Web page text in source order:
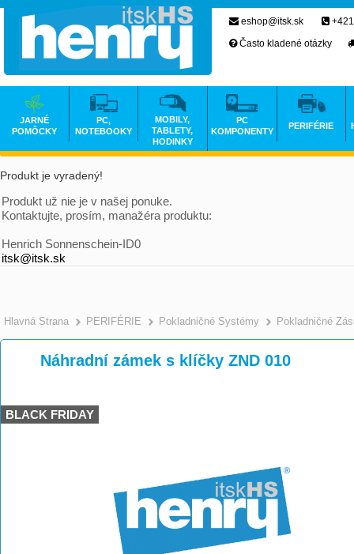
Produkt je vyradený!
Produkt už nie je v našej ponuke.
Kontaktujte, prosím, manažéra produktu:
Henrich Sonnenschein-ID0
itsk@itsk.sk
Hlavná Strana >
PERIFÉRIE >
Pokladničné Systémy Pokladničné
Náhradní zámek s klíčky ZND 010
BLACK FRIDAY
eshop@itsk.sk
Často kladené otázky
JARNÉ
POMÔCKY
PC,
NOTEBOOKY
MOBILY,
TABLETY,
HODINKY
PC
KOMPONENTY
PERIFÉRIE